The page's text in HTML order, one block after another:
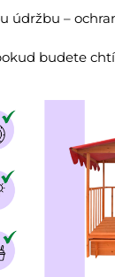
údržbu –
budete